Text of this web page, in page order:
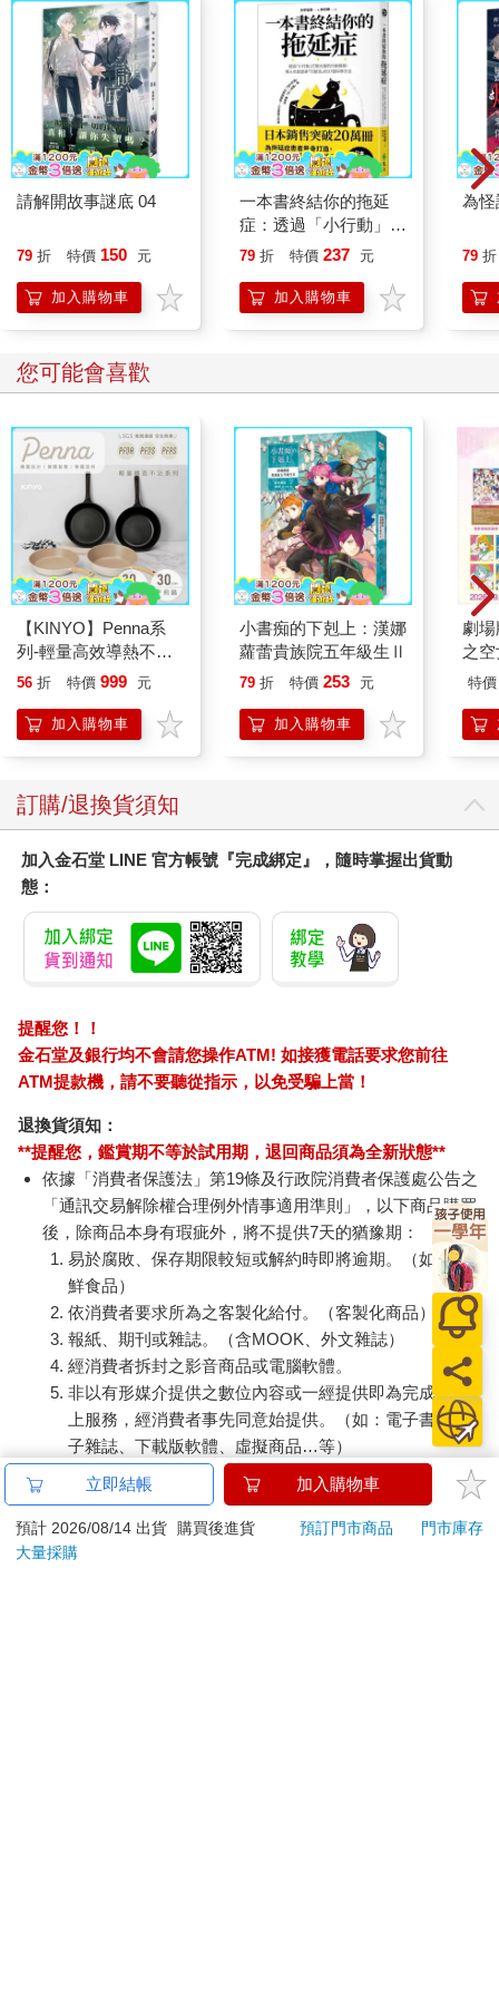
請解開故事謎底 04
79 折 特價 150 元
加入購物車
一本書終結你的拖延
症：透過「小行動」打
開大腦的行動開關，懶
的37個科學方法
79 折 特價 237 元
加入購物車
為怪
79 折
您可能會喜歡
【KINYO】Penna系
列-輕量高效導熱不沾
平煎鍋30cm
56 折 特價 999 元
加入購物車
小書痴的下剋上：漢娜
蘿蕾貴族院五年級生Ⅱ
79 折 特價 253 元
加入購物車
劇
之
樂
組
特價
訂購/退換貨須知
加入金石堂 LINE 官方帳號『完成綁定』，隨時掌握出貨動
態：
提醒您！！
金石堂及銀行均不會請您操作ATM! 如接獲電話要求您前往
ATM提款機，請不要聽從指示，以免受騙上當！
退換貨須知：
**提醒您，鑑賞期不等於試用期，退回商品須為全新狀態**
依據「消費者保護法」第19條及行政院消費者保護處公告之
「通訊交易解除權合理例外情事適用準則」，以下商品購買
後，除商品本身有瑕疵外，將不提供7天的猶豫期：
易於腐敗、保存期限較短或解約時即將逾期。（如：生
鮮食品）
依消費者要求所為之客製化給付。（客製化商品）
報紙、期刊或雜誌。（含MOOK、外文雜誌）
經消費者拆封之影音商品或電腦軟體。
非以有形媒介提供之數位內容或一經提供即為完成之線
上服務，經消費者事先同意始提供。（如：電子書、電
子雜誌、下載版軟體、虛擬商品…等）
已拆封之個人衛生用品。（如：內衣褲、刮鬍刀、除毛
若非上列種類商品，均享有到貨7天的猶豫期（含例假
日）。
立即結帳 加入購物車
預計 2026/08/14 出貨 購買後進貨 預訂門市商品
門市庫存
大量採購